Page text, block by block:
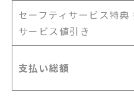
セーフティサービス特典
サービス値引き
支払い総額